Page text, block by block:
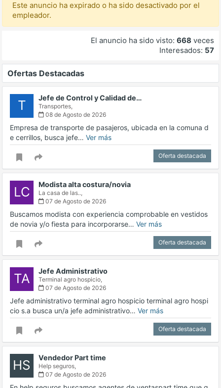
Este anuncio ha expirado o ha sido desactivado por el
empleador.
El anuncio ha sido visto: 668 veces
Interesados: 57
Ofertas Destacadas
T Jefe de Control y Calidad de…
Transportes,
08 de Agosto de 2026
Empresa de transporte de pasajeros, ubicada en la comuna d
e cerrillos, busca jefe… Ver más
Oferta destacada
LC Modista alta costura/novia
La casa de las..,
07 de Agosto de 2026
Buscamos modista con experiencia comprobable en vestidos
de novia y/o fiesta para incorporarse… Ver más
Oferta destacada
TA Jefe Administrativo
Terminal agro hospicio,
07 de Agosto de 2026
Jefe administrativo terminal agro hospicio terminal agro hospi
cio s.a busca un/a jefe administrativo… Ver más
Oferta destacada
HS Vendedor Part time
Help seguros,
07 de Agosto de 2026